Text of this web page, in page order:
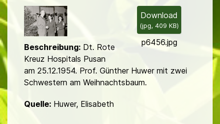
l
d
Download
(jpg, 409 KB)
p6456.jpg
Beschreibung: Dt. Rote
Kreuz Hospitals Pusan
am 25.12.1954. Prof. Günther Huwer mit zwei
Schwestern am Weihnachtsbaum.
Quelle: Huwer, Elisabeth